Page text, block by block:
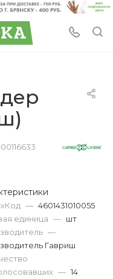
— 4601431010055
единица — шт
—
Гавриш
— 14